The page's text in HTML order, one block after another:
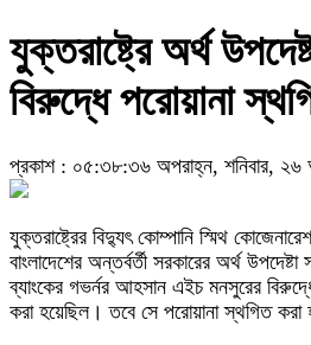
যুক্তরাষ্ট্রে অর্থ
বিরুদ্ধে পরোয়ানা
প্রকাশ : ০৫:৩৮:৩৬ অপরাহ্ন, শনিবার, ২৬
যুক্তরাষ্ট্রের বিদ্যুৎ কোম্পানি স্মিথ
বাংলাদেশের অন্তর্বর্তী সরকারের অর্থ
ব্যাংকের গভর্নর আহসান এইচ মনসুরের
করা হয়েছিল। তবে সে পরোয়ানা স্থগিত করা